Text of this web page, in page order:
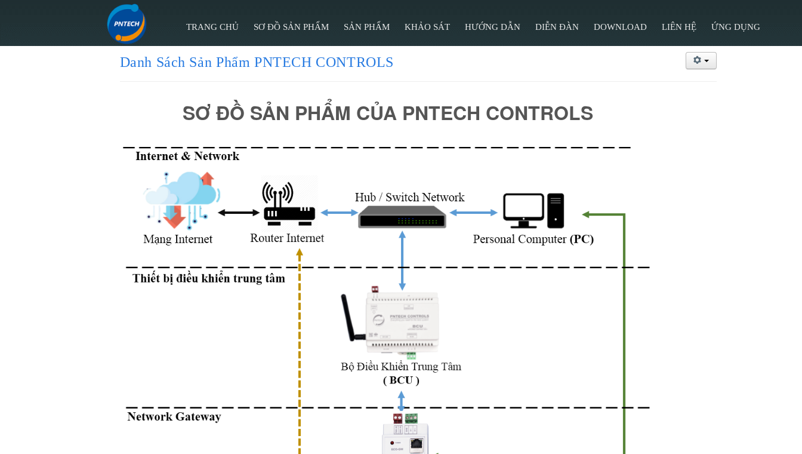
TRANG CHỦ SƠ ĐỒ SẢN PHẨM SẢN PHẨM KHẢO SÁT HƯỚNG DẪN DIỄN ĐÀN DOWNLOAD LIÊN HỆ ỨNG DỤNG
Danh Sách Sản Phẩm PNTECH CONTROLS
SƠ ĐỒ SẢN PHẨM CỦA PNTECH CONTROLS